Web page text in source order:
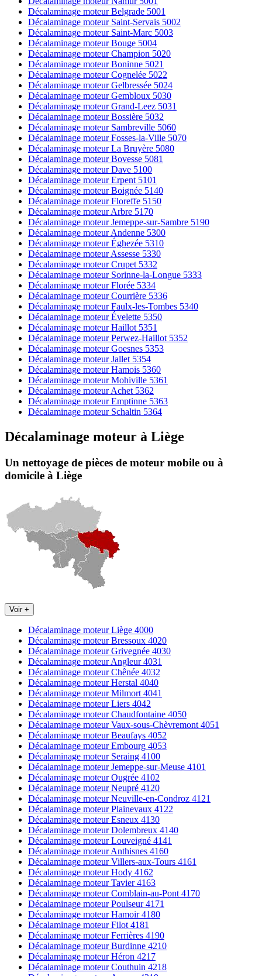
Décalaminage moteur Belgrade 5001
Décalaminage moteur Saint-Servais 5002
Décalaminage moteur Saint-Marc 5003
Décalaminage moteur Bouge 5004
Décalaminage moteur Champion 5020
Décalaminage moteur Boninne 5021
Décalaminage moteur Cognelée 5022
Décalaminage moteur Gelbressée 5024
Décalaminage moteur Gembloux 5030
Décalaminage moteur Grand-Leez 5031
Décalaminage moteur Bossière 5032
Décalaminage moteur Sambreville 5060
Décalaminage moteur Fosses-la-Ville 5070
Décalaminage moteur La Bruyère 5080
Décalaminage moteur Bovesse 5081
Décalaminage moteur Dave 5100
Décalaminage moteur Erpent 5101
Décalaminage moteur Boignée 5140
Décalaminage moteur Floreffe 5150
Décalaminage moteur Arbre 5170
Décalaminage moteur Jemeppe-sur-Sambre 5190
Décalaminage moteur Andenne 5300
Décalaminage moteur Éghezée 5310
Décalaminage moteur Assesse 5330
Décalaminage moteur Crupet 5332
Décalaminage moteur Sorinne-la-Longue 5333
Décalaminage moteur Florée 5334
Décalaminage moteur Courrière 5336
Décalaminage moteur Faulx-les-Tombes 5340
Décalaminage moteur Évelette 5350
Décalaminage moteur Haillot 5351
Décalaminage moteur Perwez-Haillot 5352
Décalaminage moteur Goesnes 5353
Décalaminage moteur Jallet 5354
Décalaminage moteur Hamois 5360
Décalaminage moteur Mohiville 5361
Décalaminage moteur Achet 5362
Décalaminage moteur Emptinne 5363
Décalaminage moteur Schaltin 5364
Décalaminage moteur à Liège
Un nettoyage de pièces de moteur mobile ou à
domicile à Liège
Voir +
Décalaminage moteur Liège 4000
Décalaminage moteur Bressoux 4020
Décalaminage moteur Grivegnée 4030
Décalaminage moteur Angleur 4031
Décalaminage moteur Chênée 4032
Décalaminage moteur Herstal 4040
Décalaminage moteur Milmort 4041
Décalaminage moteur Liers 4042
Décalaminage moteur Chaudfontaine 4050
Décalaminage moteur Vaux-sous-Chèvremont 4051
Décalaminage moteur Beaufays 4052
Décalaminage moteur Embourg 4053
Décalaminage moteur Seraing 4100
Décalaminage moteur Jemeppe-sur-Meuse 4101
Décalaminage moteur Ougrée 4102
Décalaminage moteur Neupré 4120
Décalaminage moteur Neuville-en-Condroz 4121
Décalaminage moteur Plainevaux 4122
Décalaminage moteur Esneux 4130
Décalaminage moteur Dolembreux 4140
Décalaminage moteur Louveigné 4141
Décalaminage moteur Anthisnes 4160
Décalaminage moteur Villers-aux-Tours 4161
Décalaminage moteur Hody 4162
Décalaminage moteur Tavier 4163
Décalaminage moteur Comblain-au-Pont 4170
Décalaminage moteur Poulseur 4171
Décalaminage moteur Hamoir 4180
Décalaminage moteur Filot 4181
Décalaminage moteur Ferrières 4190
Décalaminage moteur Burdinne 4210
Décalaminage moteur Héron 4217
Décalaminage moteur Couthuin 4218